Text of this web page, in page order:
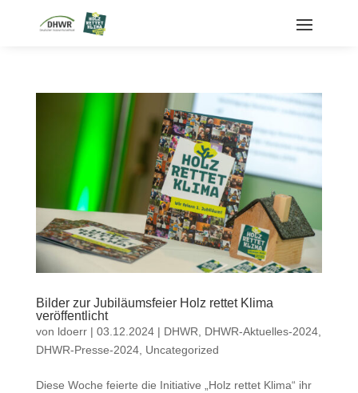
Bilder zur Jubiläumsfeier Holz rettet Klima
veröffentlicht
von ldoerr| 03.12.2024| DHWR DHWR-Aktuelles-2024,
DHWR-Presse-2024, Uncategorized
Diese Woche feierte die Initiative „Holz rettet Klima“ ihr